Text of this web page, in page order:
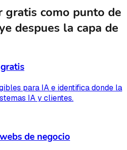
gratis como punto de
despues la capa de
para IA e identifica donde la
IA y clientes.
de negocio